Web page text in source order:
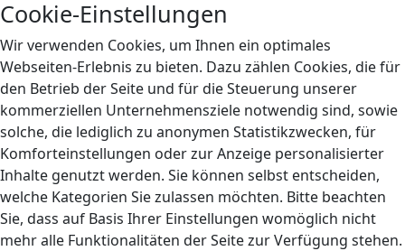
Cookie-Einstellungen
Wir verwenden Cookies, um Ihnen ein optimales
Webseiten-Erlebnis zu bieten. Dazu zählen Cookies, die für
den Betrieb der Seite und für die Steuerung unserer
kommerziellen Unternehmensziele notwendig sind, sowie
solche, die lediglich zu anonymen Statistikzwecken, für
Komforteinstellungen oder zur Anzeige personalisierter
Inhalte genutzt werden. Sie können selbst entscheiden,
welche Kategorien Sie zulassen möchten. Bitte beachten
Sie, dass auf Basis Ihrer Einstellungen womöglich nicht
mehr alle Funktionalitäten der Seite zur Verfügung stehen.